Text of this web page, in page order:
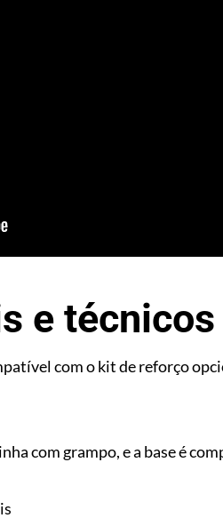
e
com o kit de reforço
com grampo, e a base é